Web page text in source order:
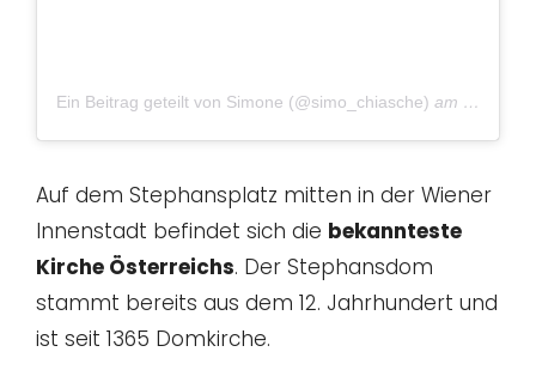
Ein Beitrag geteilt von Simone (@simo_chiasche) am Nov 3,
Auf dem Stephansplatz mitten in der Wiener
Innenstadt befindet sich die bekannteste
Kirche Österreichs. Der Stephansdom
stammt bereits aus dem 12. Jahrhundert und
ist seit 1365 Domkirche.